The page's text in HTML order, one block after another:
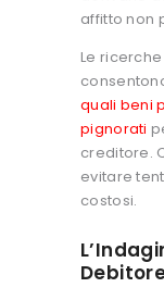
affitto non
Le
quali beni
pignorati
creditore.
evitare
costosi.